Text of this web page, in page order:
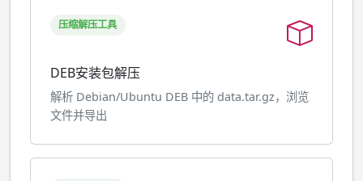
压缩解压工具
DEB安装包解压
解析 Debian/Ubuntu DEB 中的 data.tar.gz，浏览
文件并导出